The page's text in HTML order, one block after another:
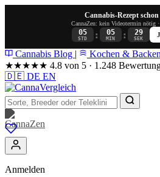
Cannabis-Rezept schon
CannaZen: kein Videotermin nötig
05
STD : 05
MIN : 29
SEK
Cannabis Blog |
Kochen & Backen
★★★★★ 4.8 von 5 · 1.248
🇩🇪 DE EN
Anmelden